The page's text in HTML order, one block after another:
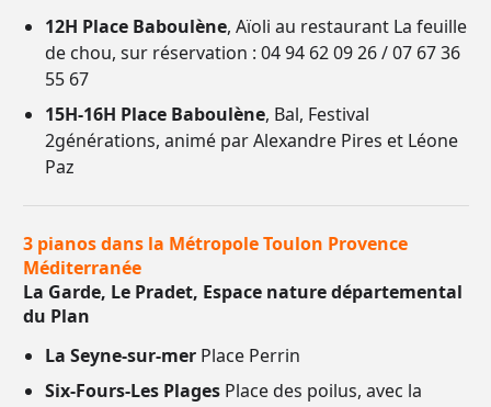
12H Place Baboulène, Aïoli au restaurant La feuille
de chou, sur réservation : 04 94 62 09 26 / 07 67 36
55 67
15H-16H Place Baboulène, Bal, Festival
2générations, animé par Alexandre Pires et Léone
Paz
3 pianos dans la Métropole Toulon Provence
Méditerranée
La Garde, Le Pradet, Espace nature départemental
du Plan
La Seyne-sur-mer Place Perrin
Six-Fours-Les Plages Place des poilus, avec la